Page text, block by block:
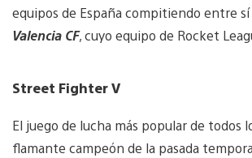
equipos de España compitiendo entre
Valencia CF, cuyo equipo de Rocket
Street Fighter V
El juego de lucha más popular de todos
flamante campeón de la pasada